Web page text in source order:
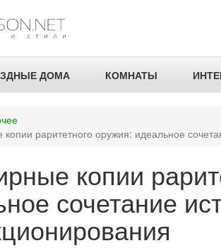
ДОМА КОМНАТЫ
раритетного оружия: идеальное
копии
сочетание